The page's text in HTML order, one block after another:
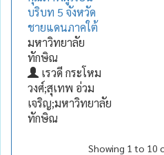
บริบท 5 จังหวัด
ชายแดนภาคใต้
มหาวิทยาลัย
ทักษิณ
เรวดี กระโหม
วงศ์;สุเทพ อ่วม
เจริญ;มหาวิทยาลัย
ทักษิณ
Showing 1 to 10